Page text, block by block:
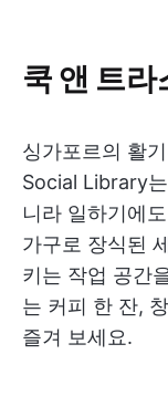
쿡 앤 트
싱가포르의 활
Social Library
니라 일하기에
가구로 장식된
키는 작업 공간
는 커피 한 잔,
즐겨 보세요.